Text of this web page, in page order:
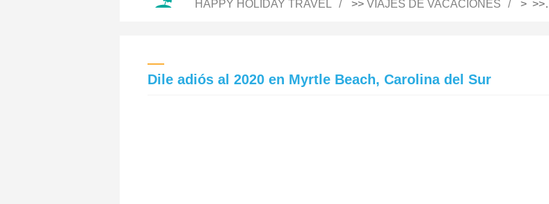
HAPPY HOLIDAY TRAVEL >> VIAJES DE VACACIONES > >>
Dile adiós al 2020 en Myrtle Beach, Carolina del Sur